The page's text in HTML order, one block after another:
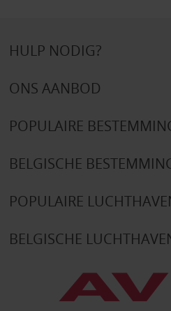
HULP NODIG?
ONS AANBOD
POPULAIRE
BELGISCHE
POPULAIRE
BELGISCHE